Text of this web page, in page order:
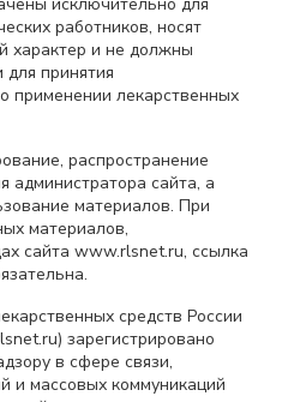
работников, носят
характер и не должны
для принятия
применении лекарственных
распространение
сайта, а
материалов. При
материалов,
сайта www.rlsnet.ru, ссылка
средств России
зарегистрировано
в сфере связи,
и массовых коммуникаций